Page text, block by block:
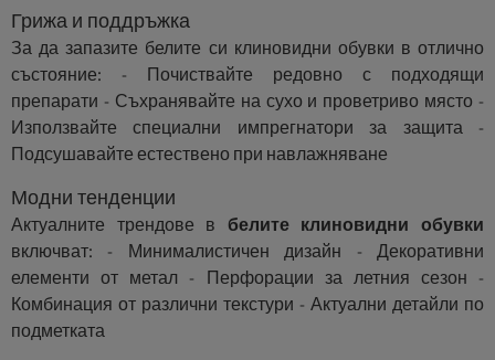
Грижа и поддръжка
За да запазите белите си клиновидни обувки в отлично
състояние: - Почиствайте редовно с подходящи
препарати - Съхранявайте на сухо и проветриво място -
Използвайте специални импрегнатори за защита -
Подсушавайте естествено при навлажняване
Модни тенденции
Актуалните трендове в белите клиновидни обувки
включват: - Минималистичен дизайн - Декоративни
елементи от метал - Перфорации за летния сезон -
Комбинация от различни текстури - Актуални детайли по
подметката